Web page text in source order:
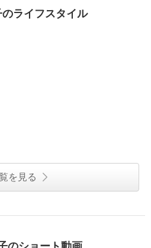
ライフスタイル
を見る